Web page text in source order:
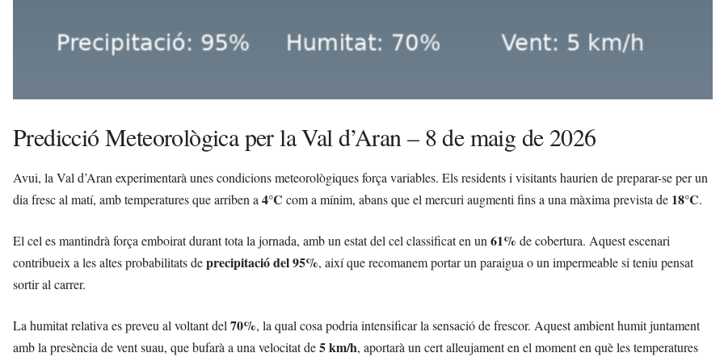
Predicció Meteorològica per la Val d’Aran – 8 de maig de 2026
Avui, la Val d’Aran experimentarà unes condicions meteorològiques força variables. Els residents i visitants haurien de preparar-se per un
dia fresc al matí, amb temperatures que arriben a 4°C com a mínim, abans que el mercuri augmenti fins a una màxima prevista de 18°C.
El cel es mantindrà força emboirat durant tota la jornada, amb un estat del cel classificat en un 61% de cobertura. Aquest escenari
contribueix a les altes probabilitats deprecipitació del 95%, així que recomanem portar un paraigua o un impermeable si teniu pensat
sortir al carrer.
La humitat relativa es preveu al voltant del 70%, la qual cosa podria intensificar la sensació de frescor. Aquest ambient humit juntament
amb la presència de vent suau, que bufarà a una velocitat de5 km/h, aportarà un cert alleujament en el moment en què les temperatures